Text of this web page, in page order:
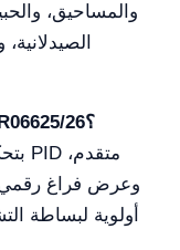
والمساحيق،
ما الفرق بين النماذج YR06623/24 وYR06625/26؟
وعرض فراغ